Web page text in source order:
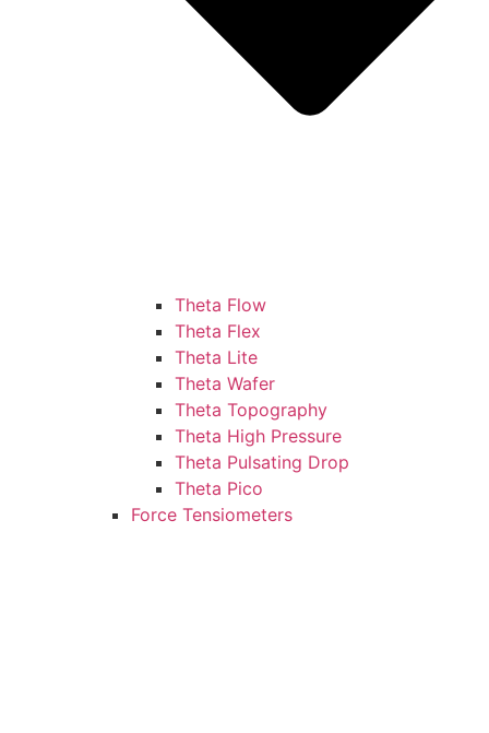
Theta Flow
Theta Flex
Theta Lite
Theta Wafer
Theta Topography
Theta High Pressure
Theta Pulsating Drop
Theta Pico
Force Tensiometers